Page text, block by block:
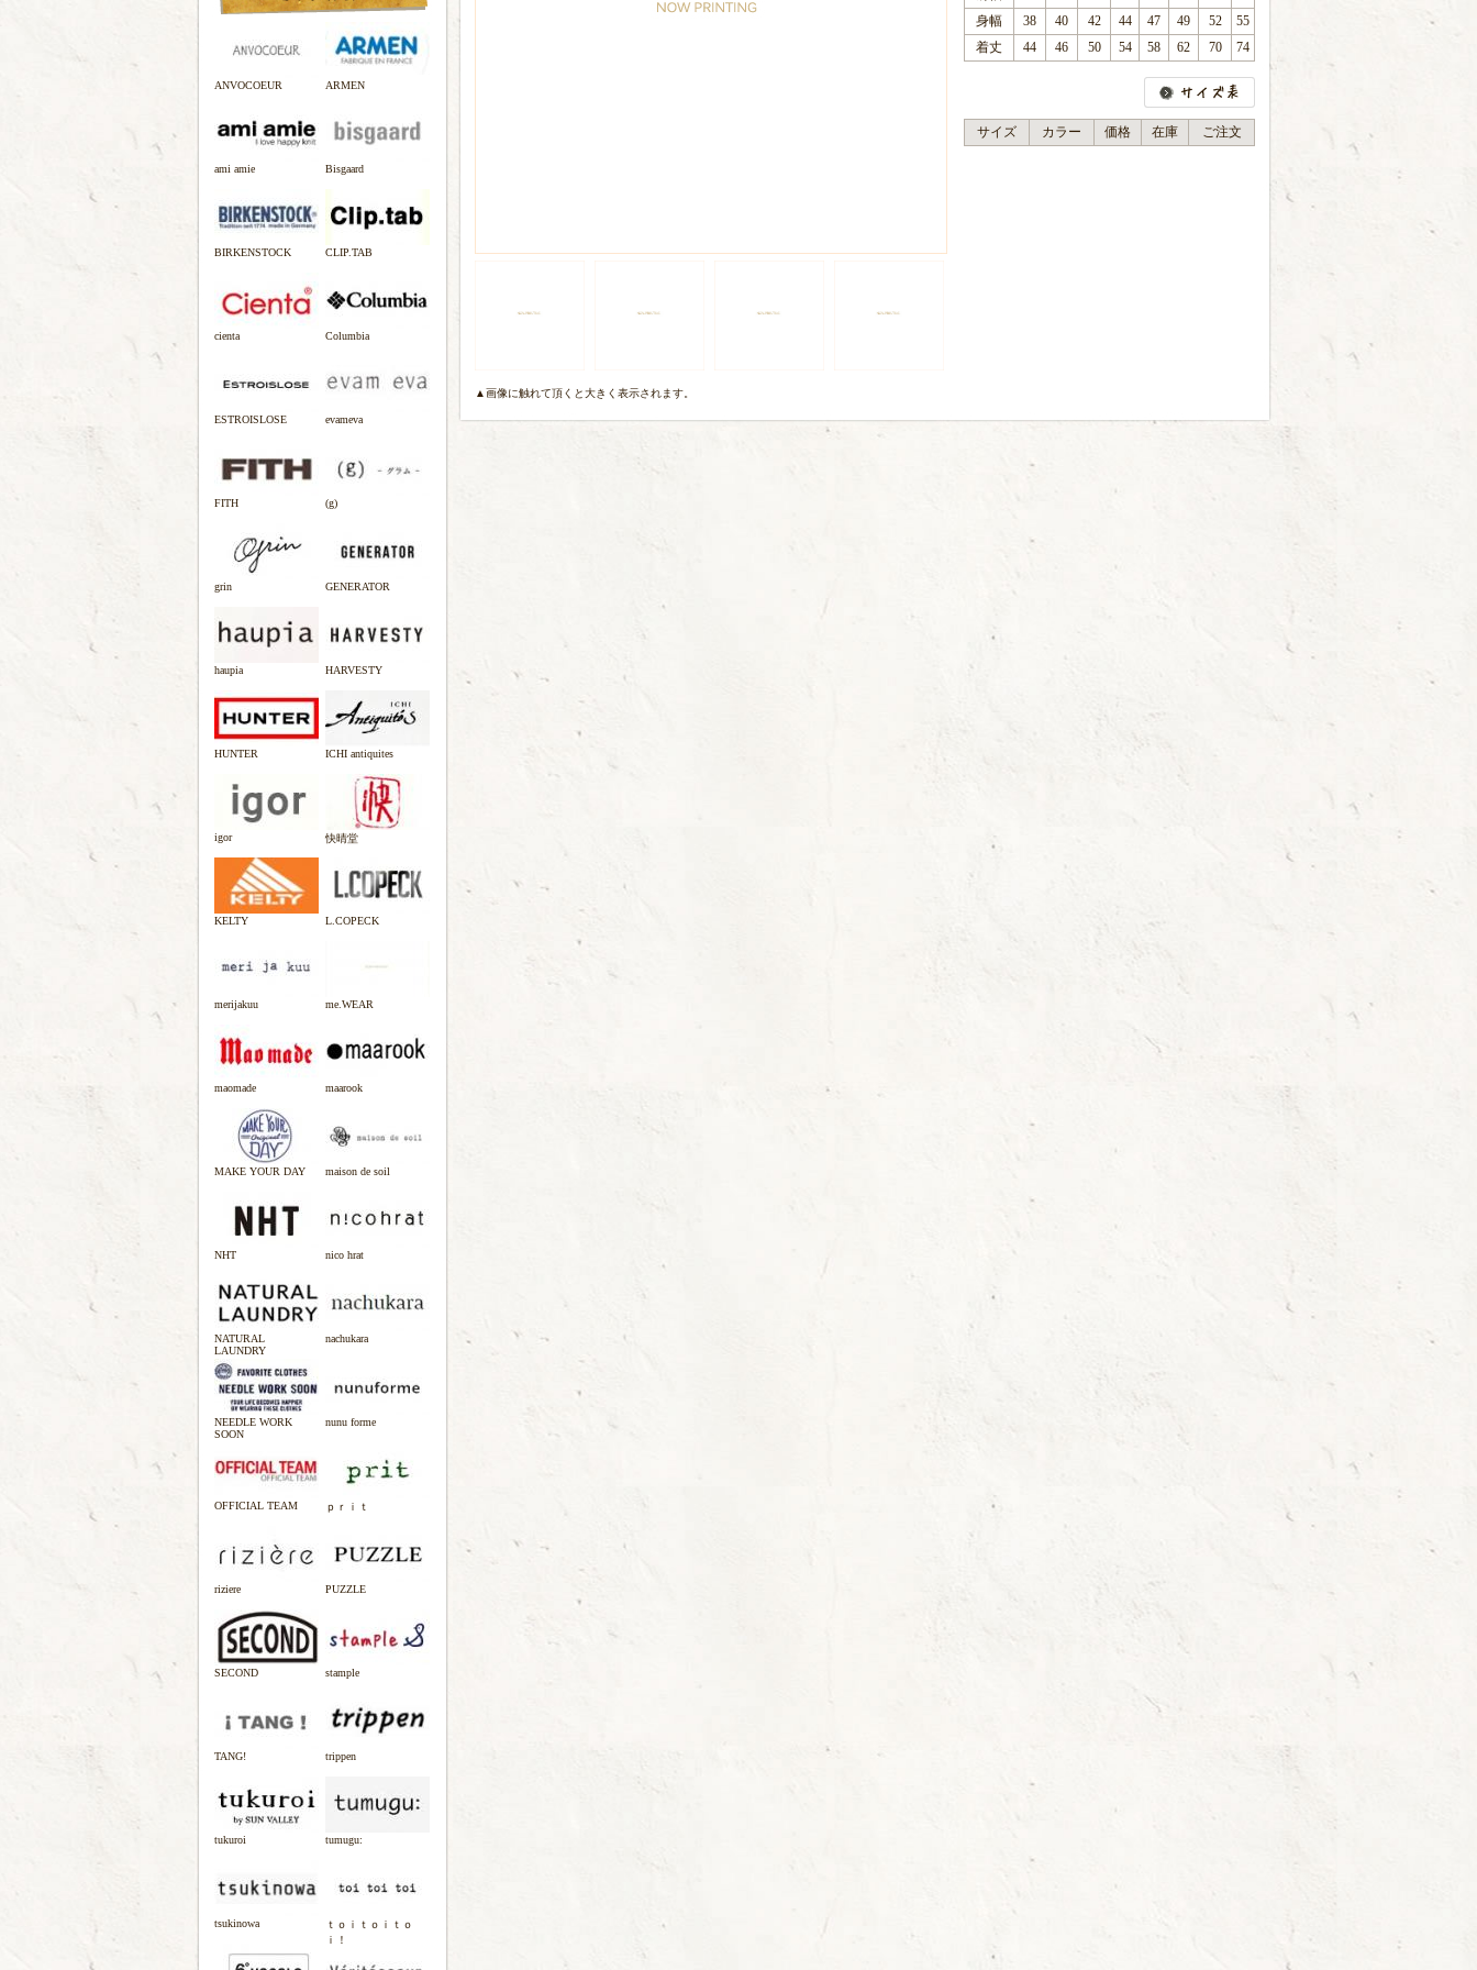
ANVOCOEUR ARMEN
ami amie Bisgaard
BIRKENSTOCK CLIP.TAB
cienta Columbia
ESTROISLOSE evameva
FITH (g)
grin GENERATOR
haupia HARVESTY
HUNTER ICHI antiquites
igor 快晴堂
KELTY L.COPECK
merijakuu me.WEAR
maomade maarook
MAKE YOUR DAY maison de soil
NHT nico hrat
NATURAL
LAUNDRY
nachukara
NEEDLE WORK
SOON
nunu forme
OFFICIAL TEAM ｐｒｉｔ
riziere PUZZLE
SECOND stample
TANG! trippen
tukuroi tumugu:
tsukinowa
ｔｏｉｔｏｉｔｏ
ｉ！
▲画像に触れて頂くと大きく表示されます。
身幅
38 40 42 44 47 49 52
55
着丈
44 46 50 54 58 62 70 74
サイズ カラー 価格 在庫 ご注文